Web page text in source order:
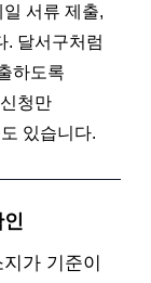
서류 제출,
. 달서구처럼
하도록
청만
있습니다.
가 기준이